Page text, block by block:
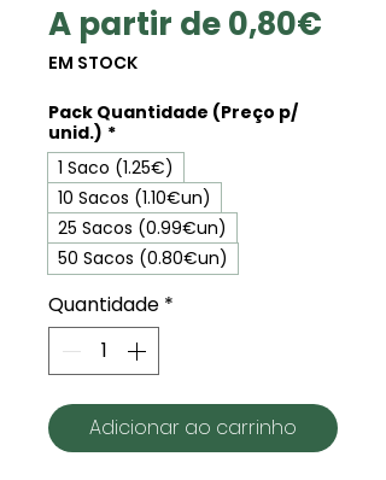
A partir de0,80€
EM STOCK
Pack Quantidade (Preço p/
unid.) *
1 Saco (1.25€)
10 Sacos (1.10€un)
25 Sacos (0.99€un)
50 Sacos (0.80€un)
Quantidade *
Adicionar ao carrinho